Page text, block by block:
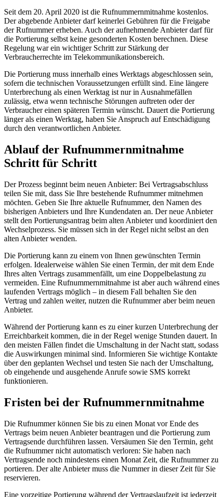
Seit dem 20. April 2020 ist die Rufnummernmitnahme kostenlos.
Der abgebende Anbieter darf keinerlei Gebühren für die Freigabe
der Rufnummer erheben. Auch der aufnehmende Anbieter darf für
die Portierung selbst keine gesonderten Kosten berechnen. Diese
Regelung war ein wichtiger Schritt zur Stärkung der
Verbraucherrechte im Telekommunikationsbereich.
Die Portierung muss innerhalb eines Werktags abgeschlossen sein,
sofern die technischen Voraussetzungen erfüllt sind. Eine längere
Unterbrechung als einen Werktag ist nur in Ausnahmefällen
zulässig, etwa wenn technische Störungen auftreten oder der
Verbraucher einen späteren Termin wünscht. Dauert die Portierung
länger als einen Werktag, haben Sie Anspruch auf Entschädigung
durch den verantwortlichen Anbieter.
Ablauf der Rufnummernmitnahme
Schritt für Schritt
Der Prozess beginnt beim neuen Anbieter: Bei Vertragsabschluss
teilen Sie mit, dass Sie Ihre bestehende Rufnummer mitnehmen
möchten. Geben Sie Ihre aktuelle Rufnummer, den Namen des
bisherigen Anbieters und Ihre Kundendaten an. Der neue Anbieter
stellt den Portierungsantrag beim alten Anbieter und koordiniert den
Wechselprozess. Sie müssen sich in der Regel nicht selbst an den
alten Anbieter wenden.
Die Portierung kann zu einem von Ihnen gewünschten Termin
erfolgen. Idealerweise wählen Sie einen Termin, der mit dem Ende
Ihres alten Vertrags zusammenfällt, um eine Doppelbelastung zu
vermeiden. Eine Rufnummernmitnahme ist aber auch während eines
laufenden Vertrags möglich – in diesem Fall behalten Sie den
Vertrag und zahlen weiter, nutzen die Rufnummer aber beim neuen
Anbieter.
Während der Portierung kann es zu einer kurzen Unterbrechung der
Erreichbarkeit kommen, die in der Regel wenige Stunden dauert. In
den meisten Fällen findet die Umschaltung in der Nacht statt, sodass
die Auswirkungen minimal sind. Informieren Sie wichtige Kontakte
über den geplanten Wechsel und testen Sie nach der Umschaltung,
ob eingehende und ausgehende Anrufe sowie SMS korrekt
funktionieren.
Fristen bei der Rufnummernmitnahme
Die Rufnummer können Sie bis zu einen Monat vor Ende des
Vertrags beim neuen Anbieter beantragen und die Portierung zum
Vertragsende durchführen lassen. Versäumen Sie den Termin, geht
die Rufnummer nicht automatisch verloren: Sie haben nach
Vertragsende noch mindestens einen Monat Zeit, die Rufnummer zu
portieren. Der alte Anbieter muss die Nummer in dieser Zeit für Sie
reservieren.
Eine vorzeitige Portierung während der Vertragslaufzeit ist jederzeit